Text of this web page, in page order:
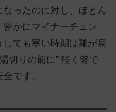
ったのに対し、ほとん
かにマイナーチェン
ても寒い時期は麺が戻
切りの前に” 軽く箸で
です。